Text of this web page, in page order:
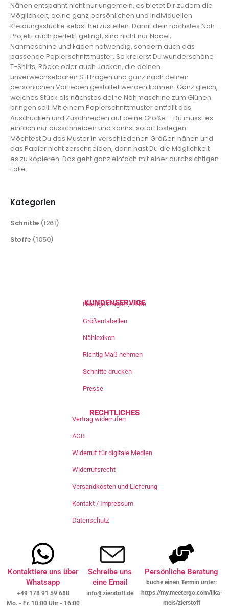
Nähen entspannt nicht nur ungemein, es bietet Dir zudem die
Möglichkeit, deine ganz persönlichen und individuellen
Kleidungsstücke selbst herzustellen. Damit dein nächstes Näh-
Projekt auch perfekt gelingt, sind nicht nur Nadel,
Nähmaschine und Faden notwendig, sondern auch das
passende Papierschnittmuster. So kreierst Du wunderschöne
T-Shirts, Röcke oder auch Jacken, die deinen
unverwechselbaren Stil tragen und ganz nach deinen
persönlichen Vorlieben gestaltet werden können. Ganz gleich,
welches Stück als nächstes deine Nähmaschine zum Glühen
bringen soll: Mit einem Papierschnittmuster entfällt das
Ausdrucken und Zuschneiden auf deine Größe – Du musst es
einfach nur ausschneiden und kannst sofort loslegen.
Möchtest Du das Muster in verschiedenen Größen nähen und
das Papier nicht zerschneiden, dann hast Du die Möglichkeit
es zu kopieren. Das geht ganz einfach mit einer durchsichtigen
Folie.
Kategorien
Schnitte (1261)
Stoffe (1050)
KUNDENSERVICE
Häufige Fragen / Hilfe
Größentabellen
Nählexikon
Richtig Maß nehmen
Schnitte drucken
Presse
RECHTLICHES
Vertrag widerrufen
AGB
Widerruf für digitale Medien
Widerrufsrecht
Versandkosten und Lieferung
Kontakt / Impressum
Datenschutz
Kontaktiere uns über
Whatsapp
+49 178 91 59 688
Mo. - Fr. 10:00 Uhr - 16:00
Schreibe uns
eine Email
info@zierstoff.de
Persönliche Beratung
buche einen Termin unter:
https://my.meetergo.com/ilka-
meis/zierstoff